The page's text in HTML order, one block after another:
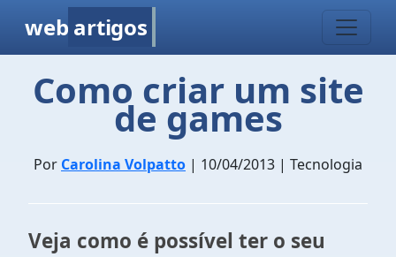
web artigos
Como criar um site
de games
Por Carolina Volpatto | 10/04/2013 | Tecnologia
Veja como é possível ter o seu